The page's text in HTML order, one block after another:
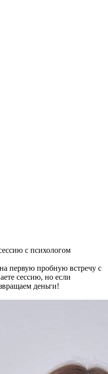
с психологом
первую пробную встречу с
сессию, но если
деньги!